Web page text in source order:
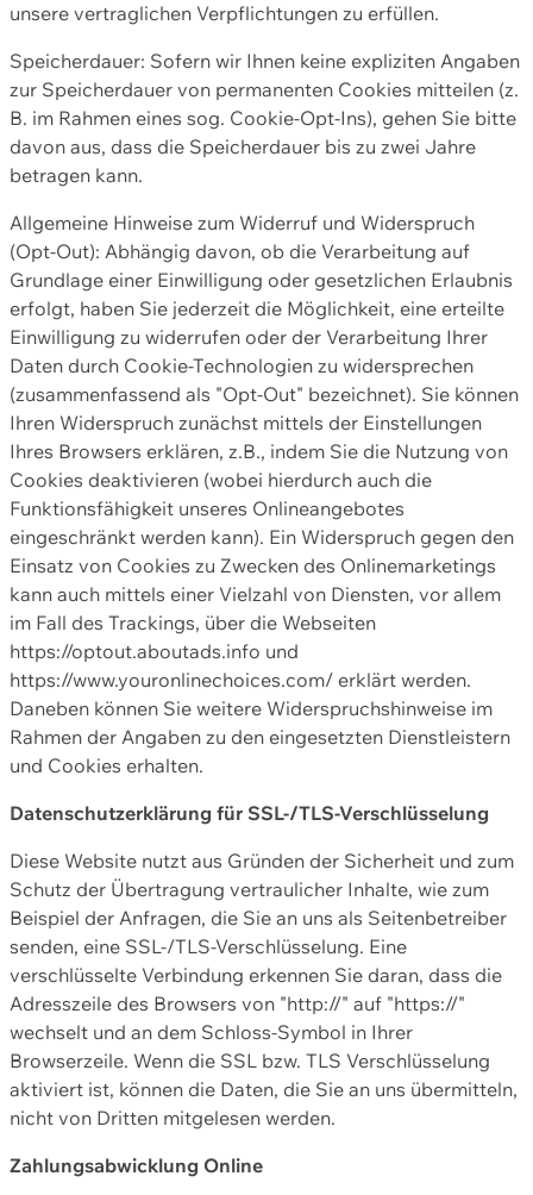
unsere vertraglichen Verpflichtungen zu erfüllen.
Speicherdauer: Sofern wir Ihnen keine expliziten Angaben
zur Speicherdauer von permanenten Cookies mitteilen (z.
B. im Rahmen eines sog. Cookie-Opt-Ins), gehen Sie bitte
davon aus, dass die Speicherdauer bis zu zwei Jahre
betragen kann.
Allgemeine Hinweise zum Widerruf und Widerspruch
(Opt-Out): Abhängig davon, ob die Verarbeitung auf
Grundlage einer Einwilligung oder gesetzlichen Erlaubnis
erfolgt, haben Sie jederzeit die Möglichkeit, eine erteilte
Einwilligung zu widerrufen oder der Verarbeitung Ihrer
Daten durch Cookie-Technologien zu widersprechen
(zusammenfassend als "Opt-Out" bezeichnet). Sie können
Ihren Widerspruch zunächst mittels der Einstellungen
Ihres Browsers erklären, z.B., indem Sie die Nutzung von
Cookies deaktivieren (wobei hierdurch auch die
Funktionsfähigkeit unseres Onlineangebotes
eingeschränkt werden kann). Ein Widerspruch gegen den
Einsatz von Cookies zu Zwecken des Onlinemarketings
kann auch mittels einer Vielzahl von Diensten, vor allem
im Fall des Trackings, über die Webseiten
https://optout.aboutads.info und
https://www.youronlinechoices.com/ erklärt werden.
Daneben können Sie weitere Widerspruchshinweise im
Rahmen der Angaben zu den eingesetzten Dienstleistern
und Cookies erhalten.
Datenschutzerklärung für SSL-/TLS-Verschlüsselung
Diese Website nutzt aus Gründen der Sicherheit und zum
Schutz der Übertragung vertraulicher Inhalte, wie zum
Beispiel der Anfragen, die Sie an uns als Seitenbetreiber
senden, eine SSL-/TLS-Verschlüsselung. Eine
verschlüsselte Verbindung erkennen Sie daran, dass die
Adresszeile des Browsers von "http://" auf "https://"
wechselt und an dem Schloss-Symbol in Ihrer
Browserzeile. Wenn die SSL bzw. TLS Verschlüsselung
aktiviert ist, können die Daten, die Sie an uns übermitteln,
nicht von Dritten mitgelesen werden.
Zahlungsabwicklung Online